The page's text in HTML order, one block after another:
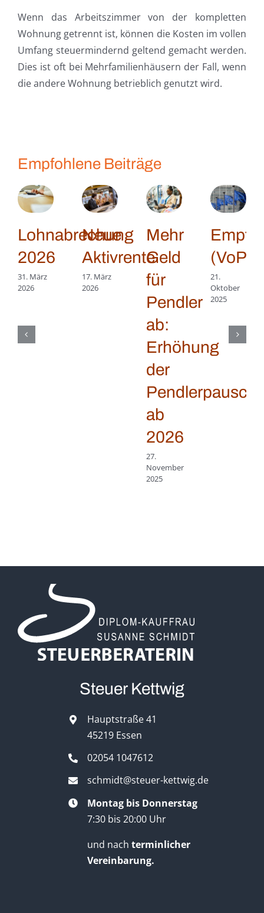
Wenn das Arbeitszimmer von der kompletten
Wohnung getrennt ist, können die Kosten im vollen
Umfang steuermindernd geltend gemacht werden.
Dies ist oft bei Mehrfamilienhäusern der Fall, wenn
die andere Wohnung betrieblich genutzt wird.
Empfohlene Beiträge
Lohnabrechung
2026
31. März
2026
Neue
Aktivrente
17. März
2026
Mehr
Geld
für
Pendler
ab:
Erhöhung
der
ab
2026
27.
November
2025
(VoP)
21.
Oktober
2025
Steuer Kettwig
Hauptstraße 41
45219 Essen
02054 1047612
schmidt@steuer-kettwig.de
Montag bis Donnerstag
7:30 bis 20:00 Uhr
und nachterminlicher
Vereinbarung.